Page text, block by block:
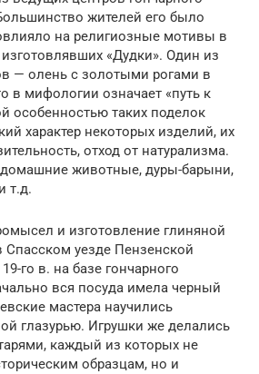
жителей его было
на религиозные мотивы в
«Дудки». Один из
— олень с золотыми рогами в
в мифологии означает «путь к
особенностью таких поделок
характер некоторых изделий, их
отход от натурализма.
животные, дуры-барыни,
т.д.
и изготовление глиняной
Спасском уезде Пензенской
го в. на базе гончарного
вся посуда имела черный
мастера научились
глазурью. Игрушки же делались
каждый из которых не
образцам, но и